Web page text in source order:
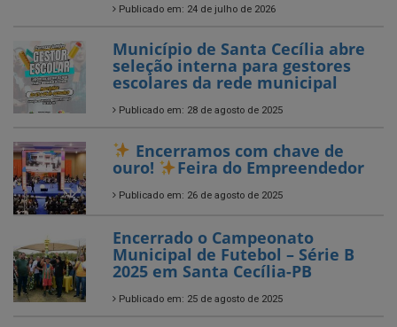
Publicado em: 24 de julho de 2026
Município de Santa Cecília abre
seleção interna para gestores
escolares da rede municipal
Publicado em: 28 de agosto de 2025
Encerramos com chave de
ouro!
Feira do Empreendedor
Publicado em: 26 de agosto de 2025
Encerrado o Campeonato
Municipal de Futebol – Série B
2025 em Santa Cecília-PB
Publicado em: 25 de agosto de 2025